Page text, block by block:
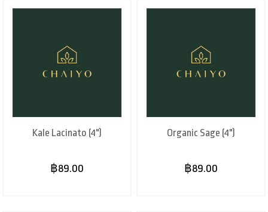
Kale Lacinato (4")
฿89.00
Organic Sage (4")
฿89.00